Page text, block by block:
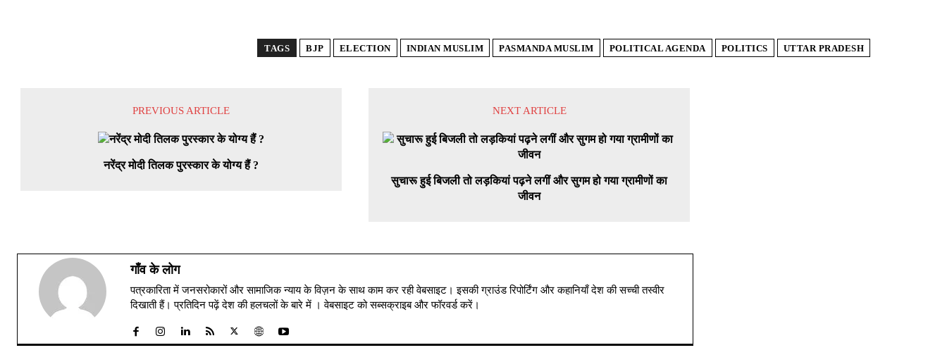
TAGS BJP ELECTION INDIAN MUSLIM PASMANDA MUSLIM POLITICAL AGENDA POLITICS UTTAR PRADESH
PREVIOUS ARTICLE
नरेंद्र मोदी तिलक पुरस्कार के योग्य हैं ?
NEXT ARTICLE
सुचारू हुई बिजली तो लड़कियां पढ़ने लगीं और सुगम हो गया ग्रामीणों का
जीवन
गाँव के लोग
पत्रकारिता में जनसरोकारों और सामाजिक न्याय के विज़न के साथ काम कर रही वेबसाइट। इसकी ग्राउंड रिपोर्टिंग और कहानियाँ देश की सच्ची तस्वीर
दिखाती हैं। प्रतिदिन पढ़ें देश की हलचलों के बारे में । वेबसाइट को सब्सक्राइब और फॉरवर्ड करें।